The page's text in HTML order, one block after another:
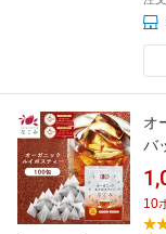
オ
バ
ッ
10